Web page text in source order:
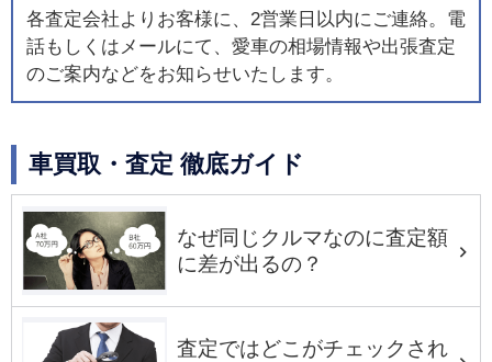
各査定会社よりお客様に、2営業日以内にご連絡。電
話もしくはメールにて、愛車の相場情報や出張査定
のご案内などをお知らせいたします。
車買取・査定 徹底ガイド
なぜ同じクルマなのに査定額
に差が出るの？
査定ではどこがチェックされ